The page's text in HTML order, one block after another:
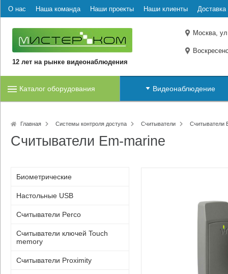
О нас Наша команда Наши проекты Наши клиенты Доставка
12 лет на рынке видеонаблюдения
Москва,
Каталог оборудования Видеонаблюдение
Главная Системы контроля доступа Считыватели Считыватели
Считыватели Em-marine
Биометрические
Настольные USB
Считыватели Perco
Считыватели ключей Touch
memory
Считыватели Proximity